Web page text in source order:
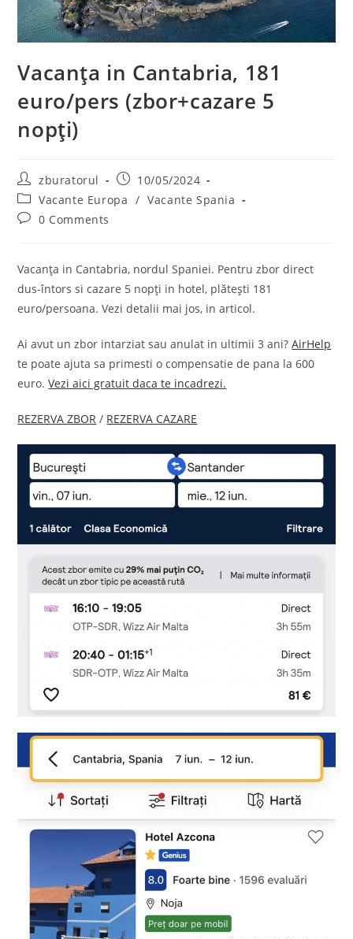
Vacanța in Cantabria, 181
euro/pers (zbor+cazare 5
nopți)
Post
author:
zburatorul
Post
published:
10/05/2024
Post
category:
Vacante Europa / Vacante Spania
Post0 Comments
Vacanța in Cantabria, nordul Spaniei. Pentru zbor direct
dus-întors si cazare 5 nopți in hotel, plătești 181
euro/persoana. Vezi detalii mai jos, in articol.
Ai avut un zbor intarziat sau anulat in ultimii 3 ani?AirHelp
te poate ajuta sa primesti o compensatie de pana la 600
euro.Vezi aici gratuit daca te incadrezi.
REZERVA ZBOR / REZERVA CAZARE